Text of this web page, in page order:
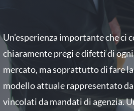
Un’esperienza importante che ci
chiaramente pregi e difetti di
mercato, ma soprattutto di fare
modello attuale rappresentato
vincolati da mandati di agenzia.